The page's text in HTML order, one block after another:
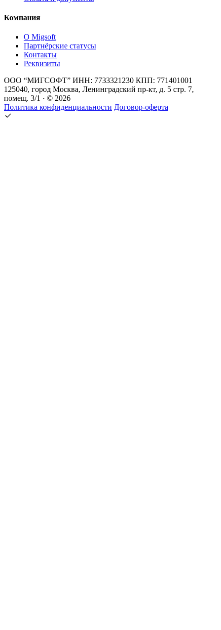
Компания
О Migsoft
Партнёрские статусы
Контакты
Реквизиты
ООО “МИГСОФТ” ИНН: 7733321230 КПП: 771401001
125040, город Москва, Ленинградский пр-кт, д. 5 стр. 7,
помещ. 3/1 · © 2026
Политика конфиденциальности Договор-оферта